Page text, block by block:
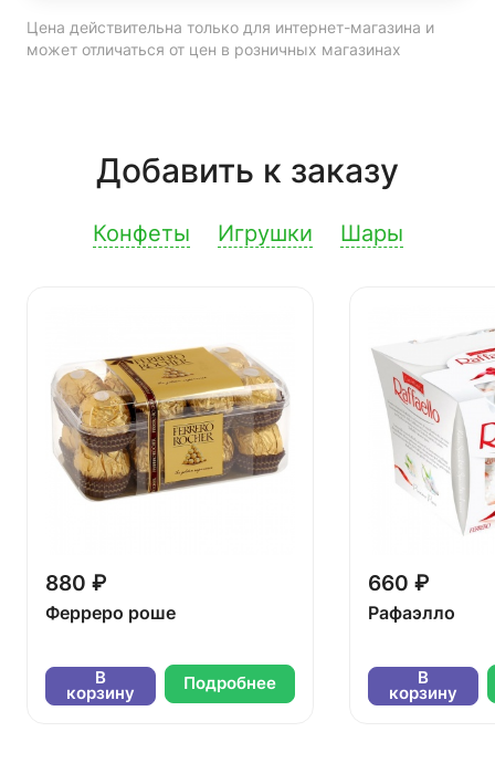
Цена действительна только для интернет-магазина и
может отличаться от цен в розничных магазинах
Добавить к заказу
Конфеты Игрушки Шары
880 ₽
Ферреро роше
В
корзину Подробнее
660 ₽
Рафаэлло
В
корзину